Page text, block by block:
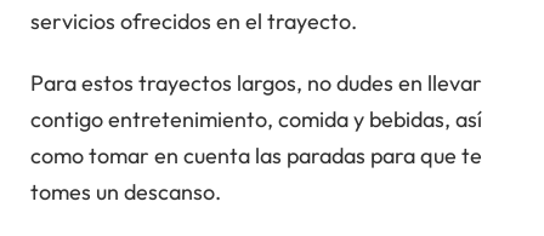
servicios ofrecidos en el trayecto.
Para estos trayectos largos, no dudes en llevar
contigo entretenimiento, comida y bebidas, así
como tomar en cuenta las paradas para que te
tomes un descanso.